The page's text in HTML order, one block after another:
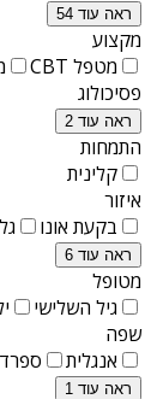
ראה עוד 54
מקצוע
מטפל CBT
פסיכולוג
ראה עוד 2
התמחות
קלינית
איזור
בקעת אונו
ראה עוד 6
מטופל
גיל השלישי
שפה
אנגלית
ראה עוד 1